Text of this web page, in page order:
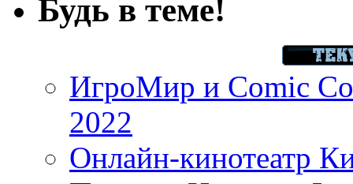
Будь в теме!
ИгроМир и Comic
2022
Онлайн-кинотеатр